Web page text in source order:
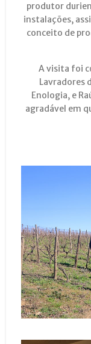
produtor
instalações,
conceito de
A visita foi
Lavradores
Enologia, e
agradável em